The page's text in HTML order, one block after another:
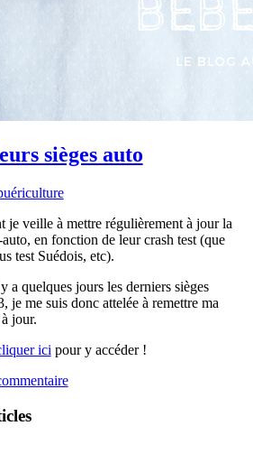
sièges auto
je veille à mettre régulièrement à jour la
en fonction de leur crash test (que
test Suédois, etc).
a quelques jours les derniers sièges
je me suis donc attelée à remettre ma
jour.
ici pour y accéder !